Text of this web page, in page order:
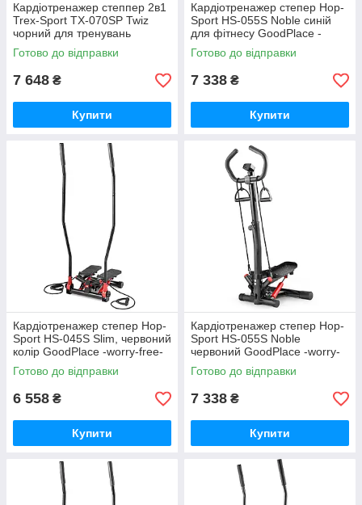
Кардіотренажер степпер 2в1
Trex-Sport TX-070SP Twiz
чорний для тренувань
GoodPlace -worry-free-
shopping-
Готово до відправки
7 648 ₴
Купити
Кардіотренажер степер Hop-
Sport HS-055S Noble синій
для фітнесу GoodPlace -
worry-free-shopping-
Готово до відправки
7 338 ₴
Купити
Кардіотренажер степер Hop-
Sport HS-045S Slim, червоний
колір GoodPlace -worry-free-
shopping-
Готово до відправки
6 558 ₴
Купити
Кардіотренажер степер Hop-
Sport HS-055S Noble
червоний GoodPlace -worry-
free-shopping-
Готово до відправки
7 338 ₴
Купити